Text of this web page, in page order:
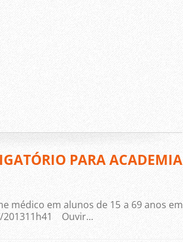
PARA ACADEMIA
médico em alunos de 15 a 69 anos em
201311h41 Ouvir...